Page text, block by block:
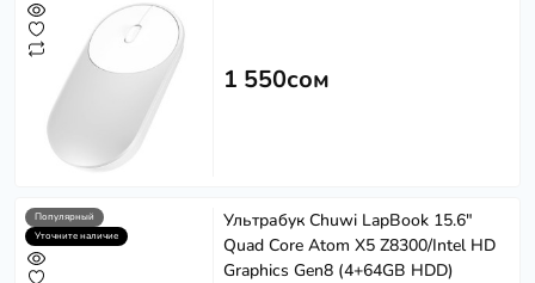
1 550сом
Популярный
Уточните наличие
Ультрабук Chuwi LapBook 15.6"
Quad Сore Atom X5 Z8300/Intel HD
Graphics Gen8 (4+64GB HDD)